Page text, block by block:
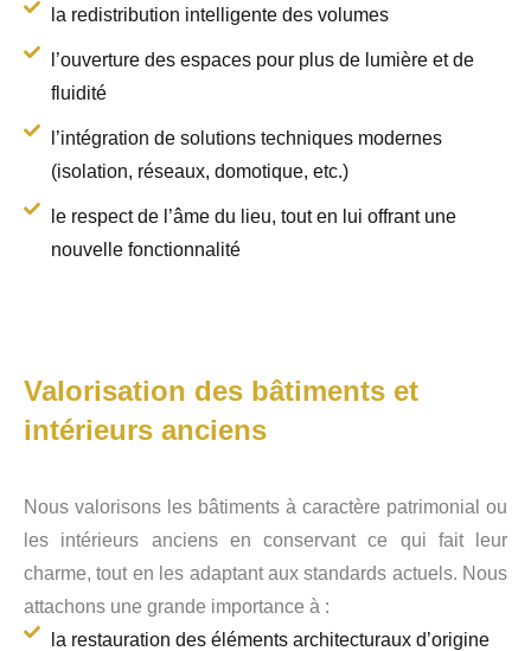
la redistribution intelligente des volumes
l’ouverture des espaces pour plus de lumière et de
fluidité
l’intégration de solutions techniques modernes
(isolation, réseaux, domotique, etc.)
le respect de l’âme du lieu, tout en lui offrant une
nouvelle fonctionnalité
Valorisation des bâtiments et
intérieurs anciens
Nous valorisons les bâtiments à caractère patrimonial ou
les intérieurs anciens en conservant ce qui fait leur
charme, tout en les adaptant aux standards actuels. Nous
attachons une grande importance à :
la restauration des éléments architecturaux d’origine